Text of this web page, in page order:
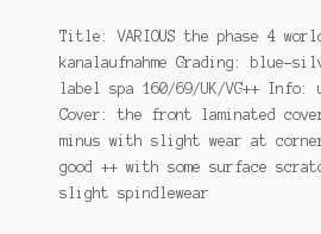
Title: VARIOUS the phase 4
kanalaufnahme Grading: blue-
label spa 160/69/UK/VG++ Info:
Cover: the front laminated
minus with slight wear at
good ++ with some surface
slight spindlewear